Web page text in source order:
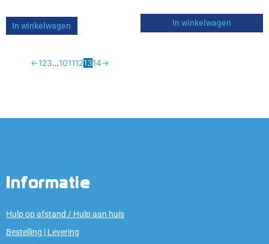
In winkelwagen In winkelwagen
←123…1011121314→
Informatie
Hulp op afstand / Hulp aan huis
Bestelling | Levering